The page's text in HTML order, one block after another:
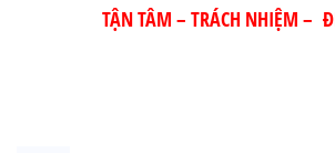
TẬN TÂM – TRÁCH NHIỆM –